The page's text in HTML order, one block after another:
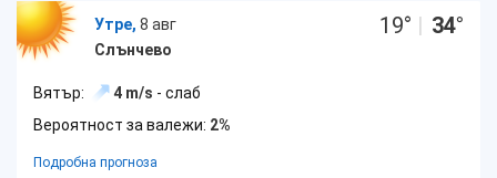
Утре, 8 авг
Слънчево
19° | 34°
Вятър: 4 m/s - слаб
Вероятност за валежи: 2%
Подробна прогноза